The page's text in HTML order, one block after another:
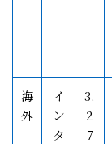
海
外
イ
ン
タ
3.
2
7